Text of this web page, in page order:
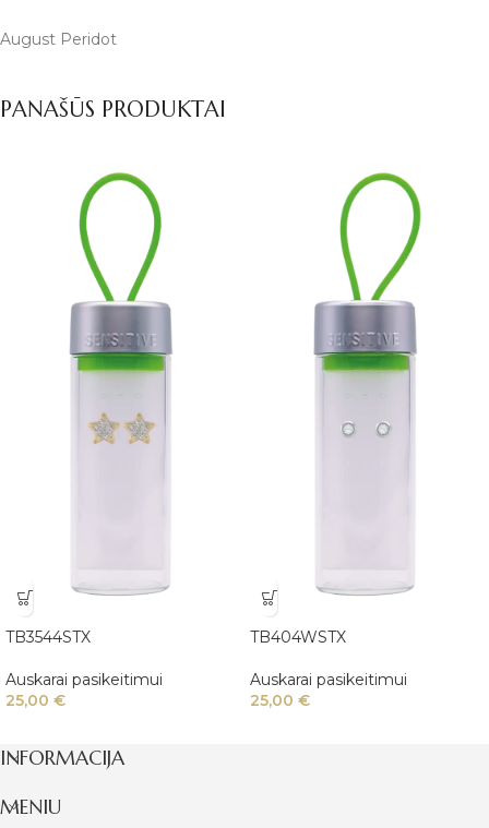
August Peridot
PANAŠŪS PRODUKTAI
TB3544STX
Auskarai pasikeitimui
25,00 €
TB404WSTX
Auskarai pasikeitimui
25,00 €
INFORMACIJA
MENIU